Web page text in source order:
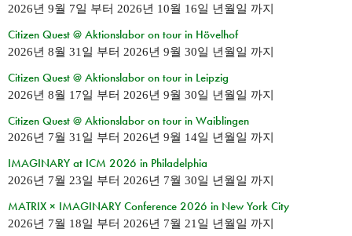
2026년 9월 7일 부터 2026년 10월 16일 년월일 까지
Citizen Quest @ Aktionslabor on tour in Hövelhof
2026년 8월 31일 부터 2026년 9월 30일 년월일 까지
Citizen Quest @ Aktionslabor on tour in Leipzig
2026년 8월 17일 부터 2026년 9월 30일 년월일 까지
Citizen Quest @ Aktionslabor on tour in Waiblingen
2026년 7월 31일 부터 2026년 9월 14일 년월일 까지
IMAGINARY at ICM 2026 in Philadelphia
2026년 7월 23일 부터 2026년 7월 30일 년월일 까지
MATRIX × IMAGINARY Conference 2026 in New York City
2026년 7월 18일 부터 2026년 7월 21일 년월일 까지